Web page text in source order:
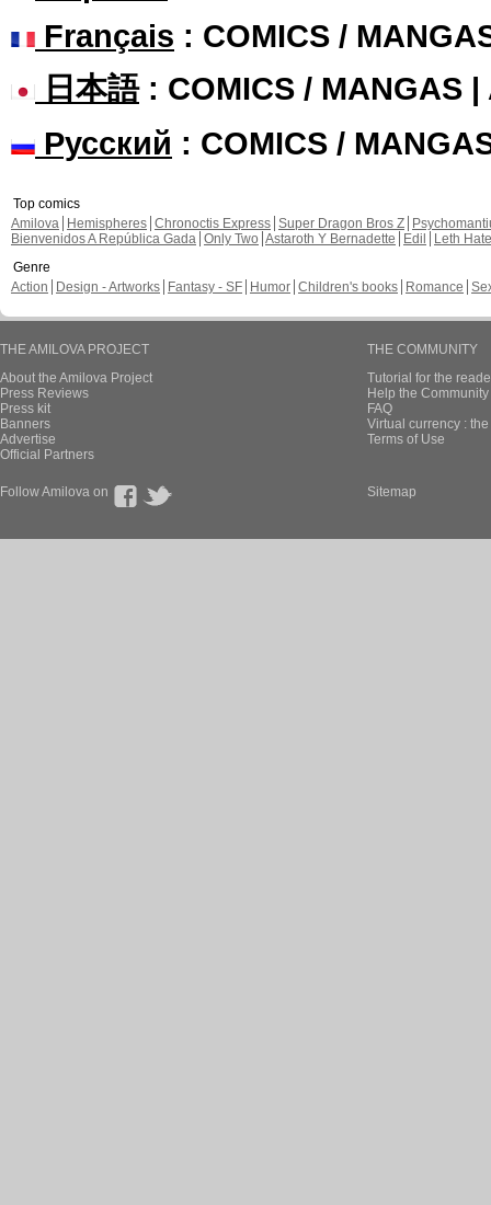
Français : COMICS /
日本語: COMICS / MANGAS |
Русский : COMICS /
Top comics
Amilova
Hemispheres Chronoctis Express Super Dragon Bros Z
Bienvenidos A República Gada Only Two Astaroth Y Bernadette Edil
Leth Hate
Genre
Action
Design - Artworks Fantasy - SF Humor Children's books Romance
THE AMILOVA PROJECT
About the Amilova Project
Press Reviews
Press kit
Banners
Advertise
Official Partners
THE COMMUNITY
Tutorial for the
Help the
FAQ
Virtual currency :
Terms of Use
Follow Amilova on Sitemap